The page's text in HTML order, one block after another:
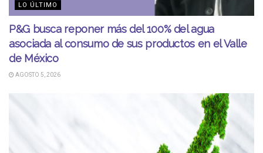
LO ÚLTIMO
P&G busca reponer más del 100% del agua
asociada al consumo de sus productos en el Valle
de México
AGOSTO 5, 2026